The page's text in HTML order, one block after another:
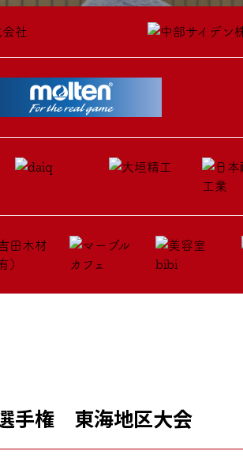
手権 東海地区大会